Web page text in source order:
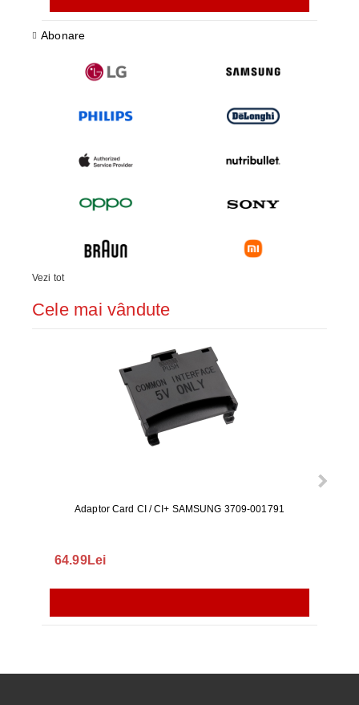
Abonare
Vezi tot
Cele mai vândute
Adaptor Card CI / CI+ SAMSUNG 3709-001791
64.99Lei